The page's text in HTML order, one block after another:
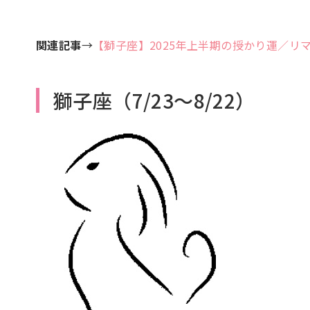
関連記事→ 【獅子座】2025年上半期の授かり運／リ
獅子座（7/23～8/22）